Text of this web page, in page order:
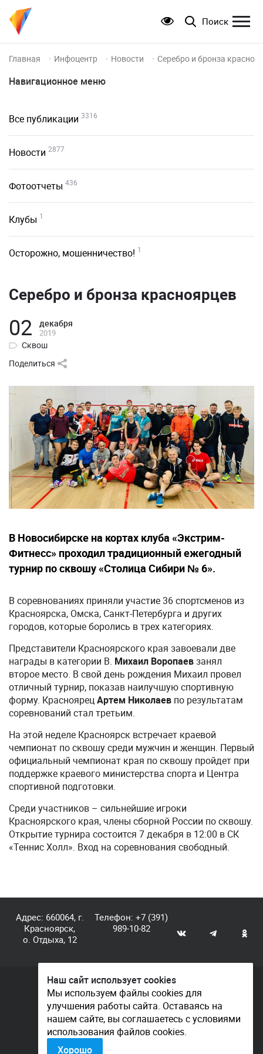
Поиск
Главная Инфоцентр Новости Серебро и бронза
Навигационное меню
Все публикации 3316
Новости 2877
Фотоотчеты 436
Клубы 1
Осторожно, мошенничество! 1
Серебро и бронза красноярцев
02 декабря
2019
Сквош
Поделиться
В Новосибирске на кортах клуба «Экстрим-
Фитнесс» проходил традиционный ежегодный
турнир по сквошу «Столица Сибири № 6».
В соревнованиях приняли участие 36 спортсменов из
Красноярска, Омска, Санкт-Петербурга и других
городов, которые боролись в трех категориях.
Представители Красноярского края завоевали две
награды в категории В. Михаил Воропаевзанял
второе место. В свой день рождения Михаил провел
отличный турнир, показав наилучшую спортивную
форму. КрасноярецАртем Николаев по результатам
соревнований стал третьим.
На этой неделе Красноярск встречает краевой
чемпионат по сквошу среди мужчин и женщин. Первый
официальный чемпионат края по сквошу пройдет при
поддержке краевого министерства спорта и Центра
спортивной подготовки.
Среди участников – сильнейшие игроки
Красноярского края, члены сборной России по сквошу.
Открытие турнира состоится 7 декабря в 12:00 в СК
«Теннис Холл». Вход на соревнования свободный.
Адрес: 660064, г.
Красноярск,
о. Отдыха, 12
Телефон:+7 (391)
989-10-82
© КГАУ «Центр спортивной подготовки», 2026
Документы
Политика конфиденциальности
Контакты
Наш сайт использует cookies
Мы используем файлы cookies для
улучшения работы сайта. Оставаясь на
нашем сайте, вы соглашаетесь с условиями
использования файлов cookies.
Хорошо